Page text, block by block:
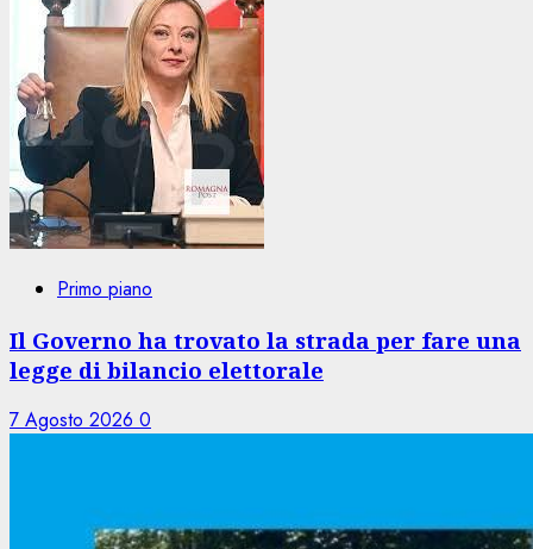
Primo piano
Il Governo ha trovato la strada per fare una
legge di bilancio elettorale
7 Agosto 2026 0